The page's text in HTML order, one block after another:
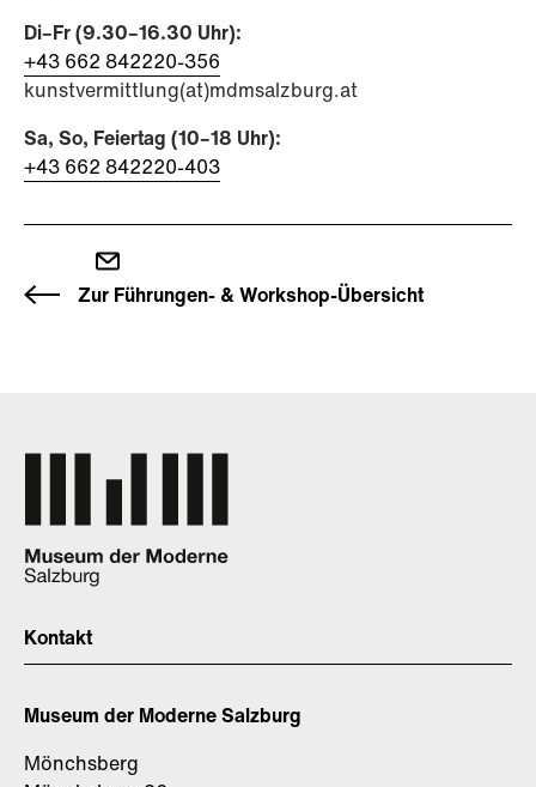
Di–Fr (9.30–16.30 Uhr):
+43 662 842220-356
kunstvermittlung(at)mdmsalzburg.at
Sa, So, Feiertag (10–18 Uhr):
+43 662 842220-403
Zur Führungen- & Workshop-Übersicht
Kontakt
Museum der Moderne Salzburg
Mönchsberg